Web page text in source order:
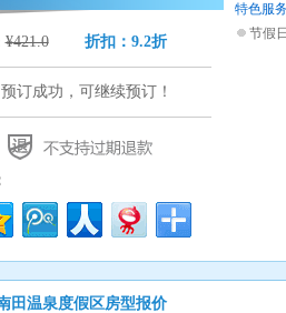
¥421.0 折扣：9.2折
预订成功，可继续预订！
特色服
节假
田温泉度假区房型报价